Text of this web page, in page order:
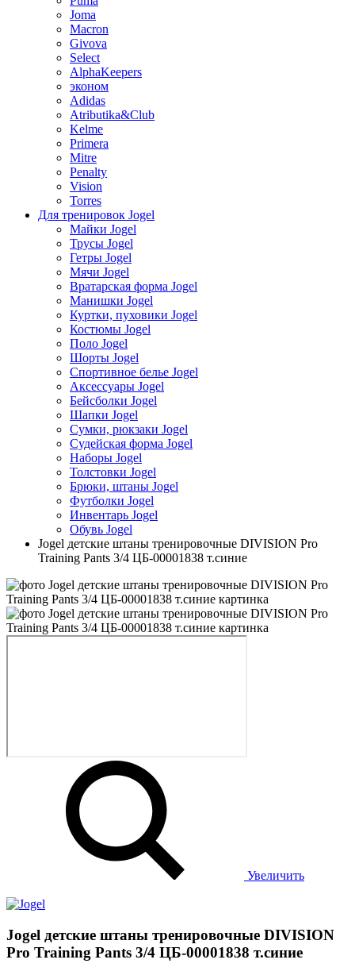
Joma
Macron
Givova
Select
AlphaKeepers
эконом
Adidas
Atributika&Club
Kelme
Primera
Mitre
Penalty
Vision
Torres
Для тренировок Jogel
Майки Jogel
Трусы Jogel
Гетры Jogel
Мячи Jogel
Вратарская форма Jogel
Манишки Jogel
Куртки, пуховики Jogel
Костюмы Jogel
Поло Jogel
Шорты Jogel
Спортивное белье Jogel
Аксессуары Jogel
Бейсболки Jogel
Шапки Jogel
Сумки, рюкзаки Jogel
Судейская форма Jogel
Наборы Jogel
Толстовки Jogel
Брюки, штаны Jogel
Футболки Jogel
Инвентарь Jogel
Обувь Jogel
Jogel детские штаны тренировочные DIVISION Pro
Training Pants 3/4 ЦБ-00001838 т.синие
Увеличить
Jogel детские штаны тренировочные DIVISION
Pro Training Pants 3/4 ЦБ-00001838 т.синие